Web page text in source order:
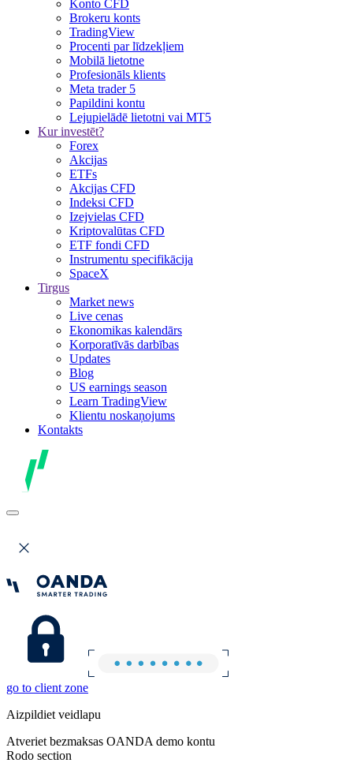
Konto CFD
Brokeru konts
TradingView
Procenti par līdzekļiem
Mobilā lietotne
Profesionāls klients
Meta trader 5
Papildini kontu
Lejupielādē lietotni vai MT5
Kur investēt?
Forex
Akcijas
ETFs
Akcijas CFD
Indeksi CFD
Izejvielas CFD
Kriptovalūtas CFD
ETF fondi CFD
Instrumentu specifikācija
SpaceX
Tirgus
Market news
Live cenas
Ekonomikas kalendārs
Korporatīvās darbības
Updates
Blog
US earnings season
Learn TradingView
Klientu noskaņojums
Kontakts
go to client zone
Aizpildiet veidlapu
Atveriet bezmaksas OANDA demo kontu
Rodo section